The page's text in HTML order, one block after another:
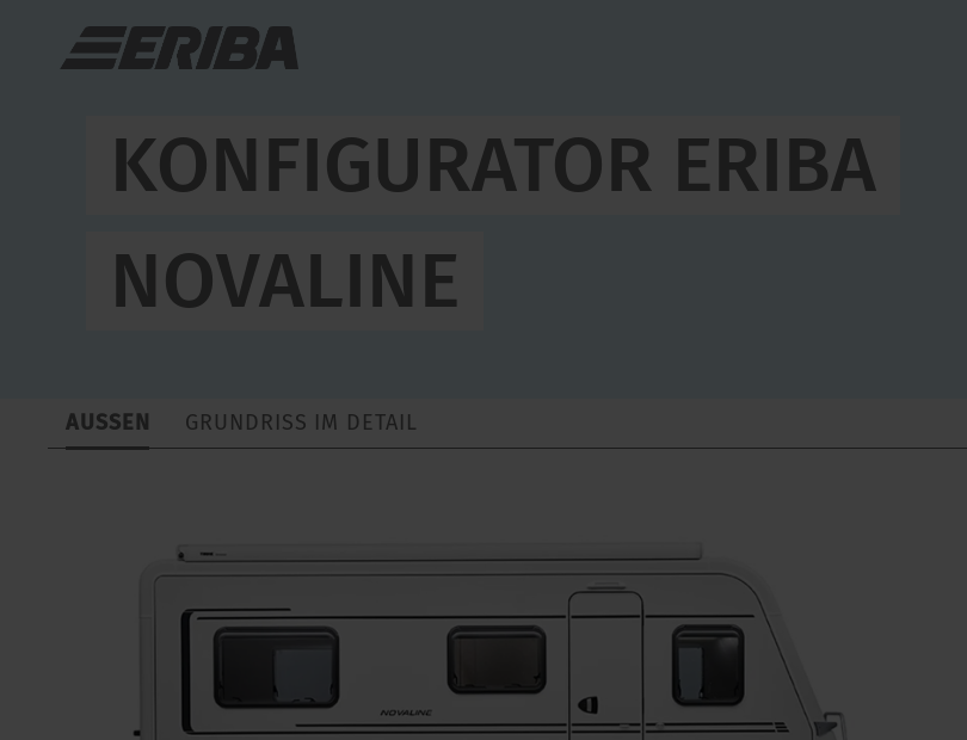
KONFIGURATOR ERIBA
NOVALINE
AUSSEN GRUNDRISS IM DETAIL
Novaline 470